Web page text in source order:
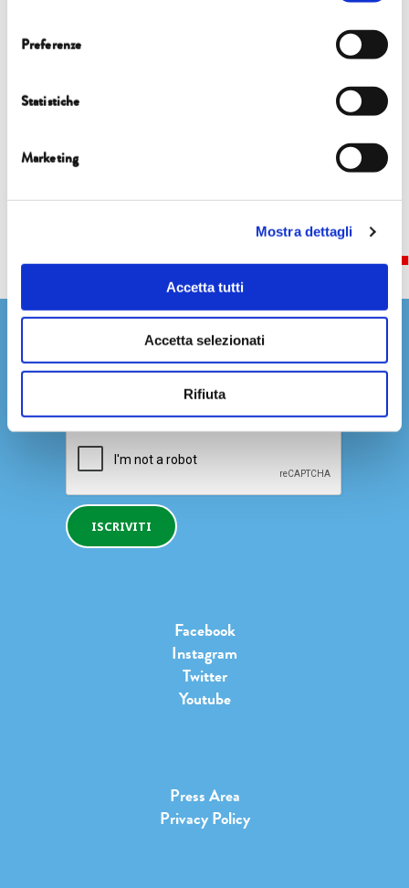
Preferenze
Statistiche
Marketing
Mostra dettagli
Accetta tutti
Accetta selezionati
Rifiuta
Newsletter
ISCRIVITI
Facebook
Instagram
Twitter
Youtube
Press Area
Privacy Policy